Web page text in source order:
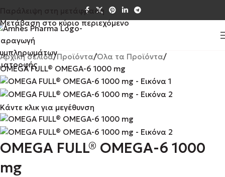
Παράλειψη στη μετάφραση
Μετάβαση στο κύριο περιεχόμενο
Αρχική σελίδα Προϊόντα Όλα τα Προϊόντα
OMEGA FULL® OMEGA-6 1000 mg
Κάντε κλικ για μεγέθυνση
OMEGA FULL® OMEGA-6 1000
mg